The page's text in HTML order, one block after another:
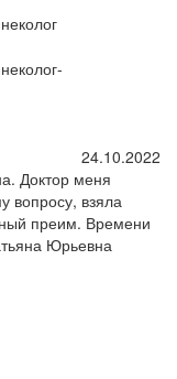
24.10.2022
Доктор меня
вопросу, взяла
преим. Времени
Юрьевна